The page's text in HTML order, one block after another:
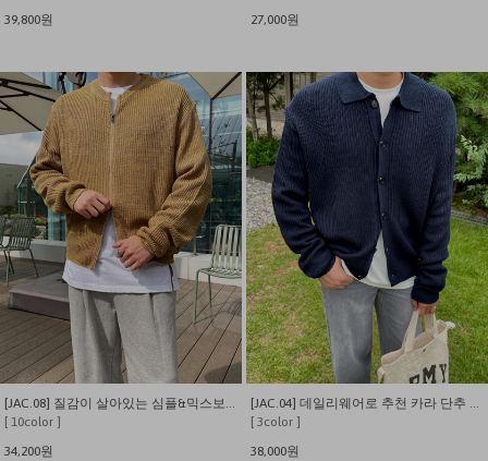
39,800원
27,000원
[JAC.08] 질감이 살아있는 심플&믹스보카시 집업 니트 가디건
[ 10color ]
34,200원
[JAC.04] 데일리웨어로 추천 카라 단추 니트 가디건
[ 3color ]
38,000원